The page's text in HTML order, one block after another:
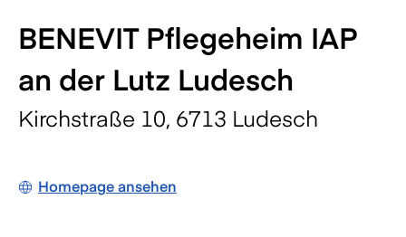
BENEVIT Pflegeheim IAP
an der Lutz Ludesch
Kirchstraße 10, 6713 Ludesch
Homepage ansehen